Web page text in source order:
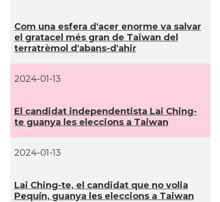
Com una esfera d'acer enorme va salvar
el gratacel més gran de Taiwan del
terratrèmol d'abans-d'ahir
2024-01-13
El candidat independentista Lai Ching-
te guanya les eleccions a Taiwan
2024-01-13
Lai Ching-te, el candidat que no volia
Pequí­n, guanya les eleccions a Taiwan